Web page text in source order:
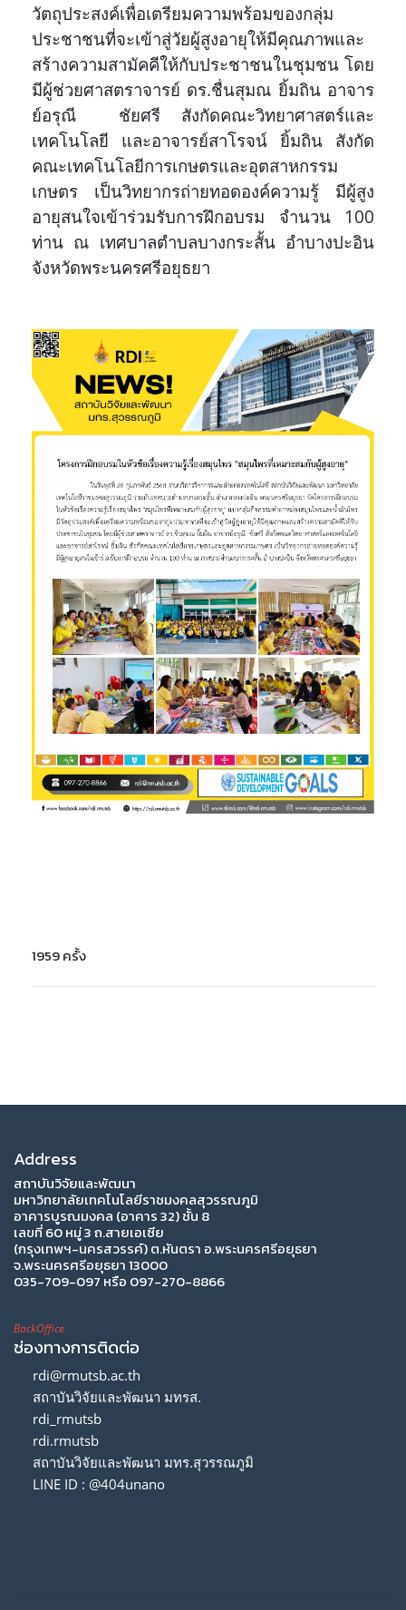
วัตถุประสงค์เพื่อเตรียมความพร้อมของกลุ่ม
ประชาชนที่จะเข้าสู่วัยผู้สูงอายุให้มีคุณภาพและ
สร้างความสามัคคีให้กับประชาชนในชุมชน โดย
มีผู้ช่วยศาสตราจารย์ ดร.ชื่นสุมณ ยิ้มถิน อาจาร
ย์อรุณี ชัยศรี สังกัดคณะวิทยาศาสตร์และ
เทคโนโลยี และอาจารย์สาโรจน์ ยิ้มถิน สังกัด
คณะเทคโนโลยีการเกษตรและอุตสาหกรรม
เกษตร เป็นวิทยากรถ่ายทอดองค์ความรู้ มีผู้สูง
อายุสนใจเข้าร่วมรับการฝึกอบรม จำนวน 100
ท่าน ณ เทศบาลตำบลบางกระสั้น อำบางปะอิน
จังหวัดพระนครศรีอยุธยา
1959 ครั้ง
Address
สถาบันวิจัยและพัฒนา
มหาวิทยาลัยเทคโนโลยีราชมงคลสุวรรณภูมิ
อาคารบูรณมงคล (อาคาร 32) ชั้น 8
เลขที่ 60 หมู่ 3 ถ.สายเอเซีย
(กรุงเทพฯ-นครสวรรค์) ต.หันตรา อ.พระนครศรีอยุธยา
จ.พระนครศรีอยุธยา 13000
035-709-097 หรือ 097-270-8866
BackOffice
ช่องทางการติดต่อ
rdi@rmutsb.ac.th
สถาบันวิจัยและพัฒนา มทรส.
rdi_rmutsb
rdi.rmutsb
สถาบันวิจัยและพัฒนา มทร.สุวรรณภูมิ
LINE ID : @404unano